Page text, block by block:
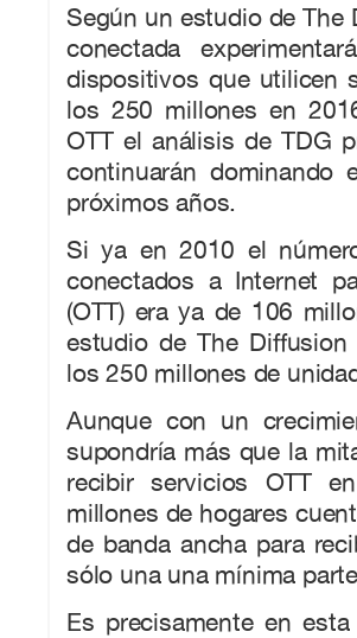
Según un estudio de The
conectada
dispositivos que utilicen
los 250 millones en
OTT el análisis de TDG
continuarán
próximos años.
Si ya en 2010 el
conectados a Internet
(OTT) era ya de 106
estudio de The Diffusion
los 250 millones de
Aunque con un
supondría más que la
recibir servicios OTT
millones de hogares
de banda ancha para
sólo una una mínima
Es precisamente en